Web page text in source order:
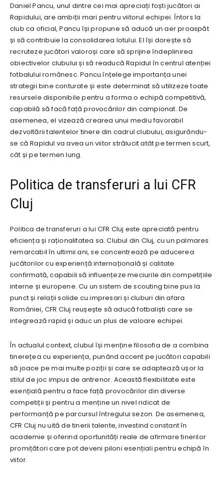
Daniel Pancu, unul dintre cei mai apreciați foști jucători ai
Rapidului, are ambiții mari pentru viitorul echipei. Întors la
club ca oficial, Pancu își propune să aducă un aer proaspăt
și să contribuie la consolidarea lotului. El își dorește să
recruteze jucători valoroși care să sprijine îndeplinirea
obiectivelor clubului și să readucă Rapidul în centrul atenției
fotbalului românesc. Pancu înțelege importanța unei
strategii bine conturate și este determinat să utilizeze toate
resursele disponibile pentru a forma o echipă competitivă,
capabilă să facă față provocărilor din campionat. De
asemenea, el vizează crearea unui mediu favorabil
dezvoltării talentelor tinere din cadrul clubului, asigurându-
se că Rapidul va avea un viitor strălucit atât pe termen scurt,
cât și pe termen lung.
Politica de transferuri a lui CFR
Cluj
Politica de transferuri a lui CFR Cluj este apreciată pentru
eficiența și raționalitatea sa. Clubul din Cluj, cu un palmares
remarcabil în ultimii ani, se concentrează pe aducerea
jucătorilor cu experiență internațională și calitate
confirmată, capabili să influențeze meciurile din competițiile
interne și europene. Cu un sistem de scouting bine pus la
punct și relații solide cu impresari și cluburi din afara
României, CFR Cluj reușește să aducă fotbaliști care se
integrează rapid și aduc un plus de valoare echipei.
În actualul context, clubul își menține filosofia de a combina
tinerețea cu experiența, punând accent pe jucători capabili
să joace pe mai multe poziții și care se adaptează ușor la
stilul de joc impus de antrenor. Această flexibilitate este
esențială pentru a face față provocărilor din diverse
competiții și pentru a menține un nivel ridicat de
performanță pe parcursul întregului sezon. De asemenea,
CFR Cluj nu uită de tinerii talente, investind constant în
academie și oferind oportunități reale de afirmare tinerilor
promițători care pot deveni piloni esențiali pentru echipă în
viitor.